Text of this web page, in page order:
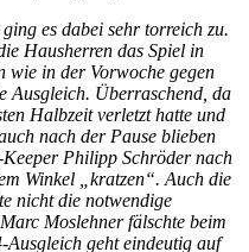
es dabei sehr torreich zu.
Hausherren das Spiel in
wie in der Vorwoche gegen
Ausgleich. Überraschend, da
Halbzeit verletzt hatte und
nach der Pause blieben
Philipp Schröder nach
Winkel „kratzen“. Auch die
nicht die notwendige
Moslehner fälschte beim
geht eindeutig auf